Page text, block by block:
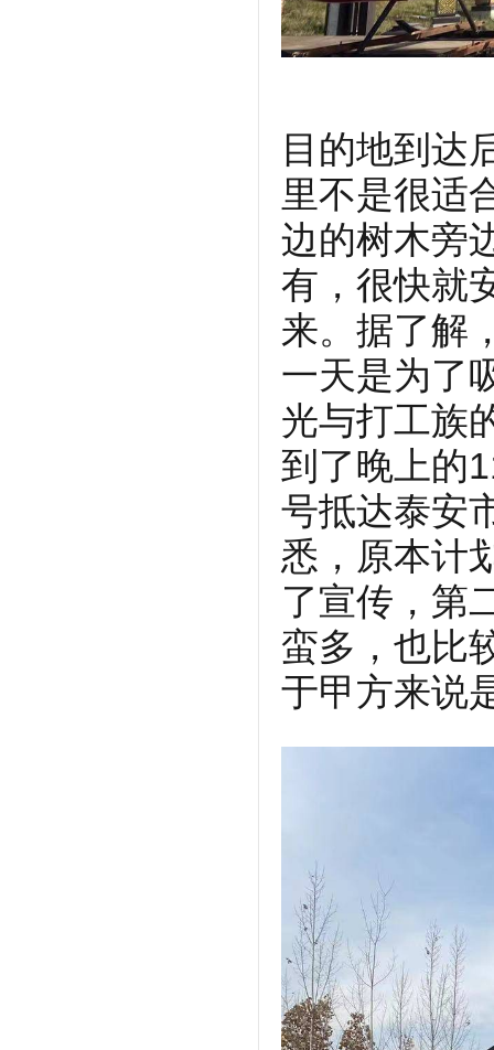
目的地到达
里不是很适
边的树木旁
有，很快就
来。据了解
一天是为了
光与打工族
到了晚上的
号抵达泰安
悉，原本计
了宣传，第
蛮多，也比
于甲方来说